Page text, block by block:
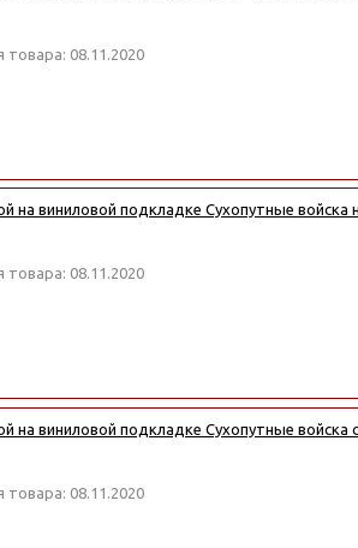
товара: 08.11.2020
на виниловой подкладке Сухопутные войска
08.11.2020
на виниловой подкладке Сухопутные войска
товара: 08.11.2020